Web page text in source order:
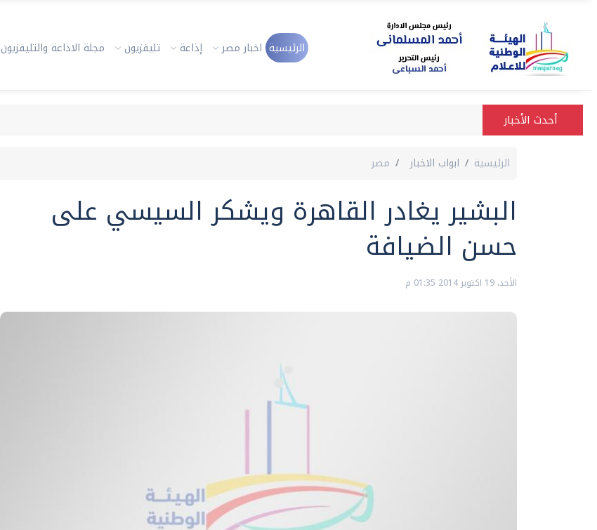
الرئيسية اخبار مصر إذاعة تليفزيون مجلة الاذاعة والتليفزيون
أحدث الأخبار
الرئيسية ابواب الاخبار مصر
البشير يغادر القاهرة ويشكر السيسي على
حسن الضيافة
الأحد، 19 اكتوبر 2014 01:35 م